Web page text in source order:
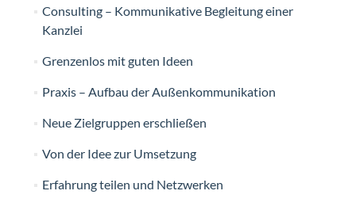
Consulting – Kommunikative Begleitung einer
Kanzlei
Grenzenlos mit guten Ideen
Praxis – Aufbau der Außenkommunikation
Neue Zielgruppen erschließen
Von der Idee zur Umsetzung
Erfahrung teilen und Netzwerken